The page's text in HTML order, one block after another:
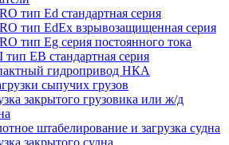
тип Ed стандартная серия
тип EdEx взрывозащищенная серия
тип Eg серия постоянного тока
тип ЕВ стандартная серия
гидропривод НКА
сыпучих грузов
закрытого грузовика или ж/д
штабелирование и загрузка судна
закрытого судна